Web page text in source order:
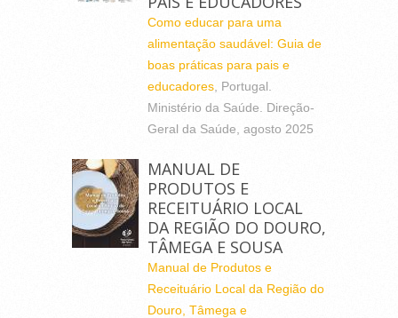
Como educar para uma
alimentação saudável: Guia de
boas práticas para pais e
educadores , Portugal.
Ministério da Saúde. Direção-
Geral da Saúde, agosto 2025
MANUAL DE
PRODUTOS E
RECEITUÁRIO LOCAL
DA REGIÃO DO DOURO,
TÂMEGA E SOUSA
Manual de Produtos e
Receituário Local da Região do
Douro, Tâmega e